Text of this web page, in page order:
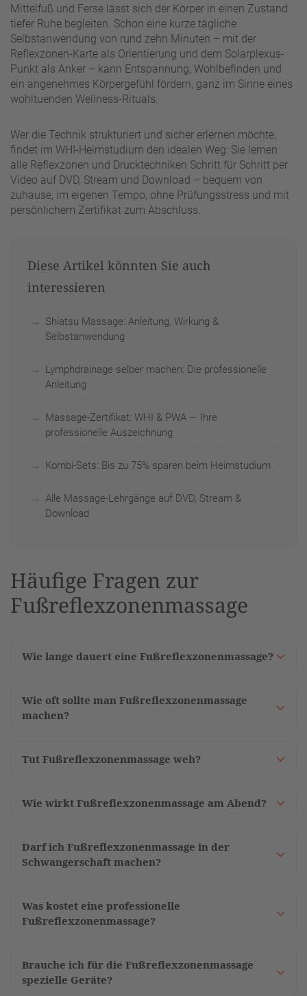
Mittelfuß und Ferse lässt sich der Körper in einen Zustand
tiefer Ruhe begleiten. Schon eine kurze tägliche
Selbstanwendung von rund zehn Minuten – mit der
Reflexzonen-Karte als Orientierung und dem Solarplexus-
Punkt als Anker – kann Entspannung, Wohlbefinden und
ein angenehmes Körpergefühl fördern, ganz im Sinne eines
wohltuenden Wellness-Rituals.
Wer die Technik strukturiert und sicher erlernen möchte,
findet im WHI-Heimstudium den idealen Weg: Sie lernen
alle Reflexzonen und Drucktechniken Schritt für Schritt per
Video auf DVD, Stream und Download – bequem von
zuhause, im eigenen Tempo, ohne Prüfungsstress und mit
persönlichem Zertifikat zum Abschluss.
Diese Artikel könnten Sie auch
interessieren
Shiatsu Massage: Anleitung, Wirkung &
Selbstanwendung
Lymphdrainage selber machen: Die professionelle
Anleitung
Massage-Zertifikat: WHI & PWA — Ihre
professionelle Auszeichnung
Kombi-Sets: Bis zu 75% sparen beim Heimstudium
Alle Massage-Lehrgänge auf DVD, Stream &
Download
Häufige Fragen zur
Fußreflexzonenmassage
Wie lange dauert eine Fußreflexzonenmassage?
Wie oft sollte man Fußreflexzonenmassage
machen?
Tut Fußreflexzonenmassage weh?
Wie wirkt Fußreflexzonenmassage am Abend?
Darf ich Fußreflexzonenmassage in der
Schwangerschaft machen?
Was kostet eine professionelle
Fußreflexzonenmassage?
Brauche ich für die Fußreflexzonenmassage
spezielle Geräte?